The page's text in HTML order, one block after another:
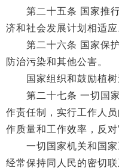
第二十五条 国家推行
济和社会发展计划相适应
第二十六条 国家保护
防治污染和其他公害。
国家组织和鼓励植树
第二十七条 一切国家
作责任制，实行工作人
作质量和工作效率，反对
一切国家机关和国家
经常保持同人民的密切